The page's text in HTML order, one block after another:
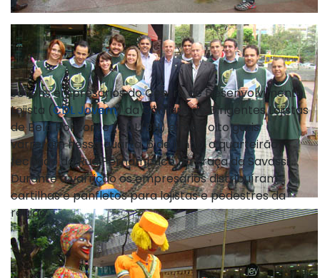
Jovens empresários do Centro de Desenvolvimento
Lojista (CDL Jovem) da Câmara de Dirigentes Lojistas
de Belo Horizonte (CDL/BH) e mais oito garis
varreram nessa quarta, 6 de junho, o quarteirão
fechado da Rua Pernambuco na Praça da Savassi.
Durante a varrição os empresários distribuíram
cartilhas e panfletos para lojistas e pedestres da
região.